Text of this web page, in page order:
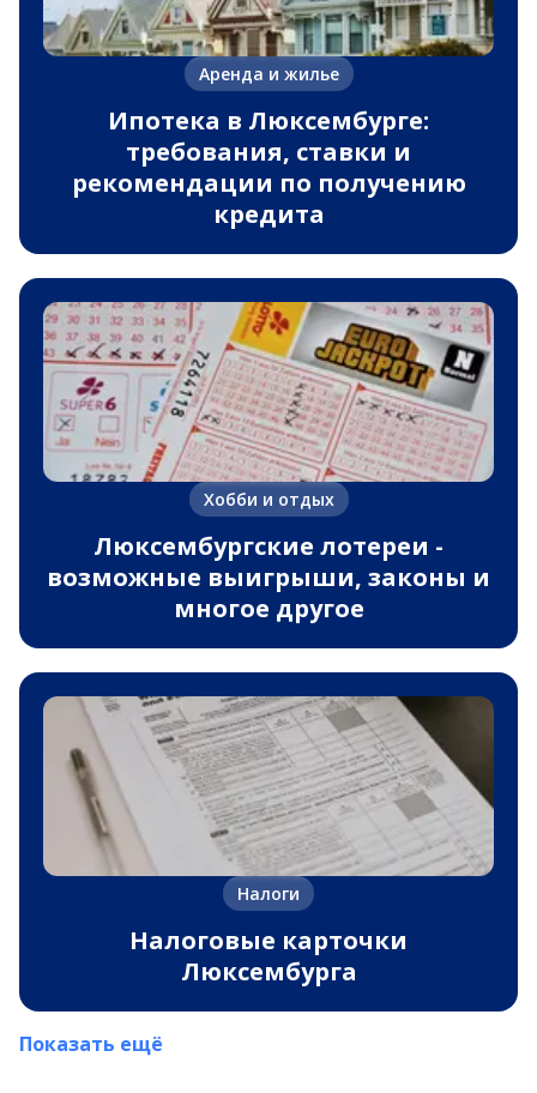
Аренда и жилье
Ипотека в Люксембурге:
требования, ставки и
рекомендации по получению
кредита
Хобби и отдых
Люксембургские лотереи -
возможные выигрыши, законы и
многое другое
Налоги
Налоговые карточки
Люксембурга
Показать ещё